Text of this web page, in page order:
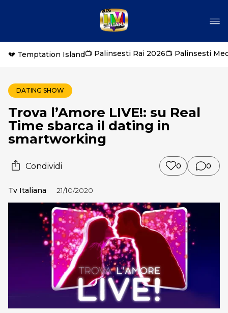
💔 Temptation Island📺 Palinsesti Rai 2026📺 Palinsesti
DATING SHOW
Trova l’Amore LIVE!: su Real
Time sbarca il dating in
smartworking
Condividi 0 0
Tv Italiana 21/10/2020